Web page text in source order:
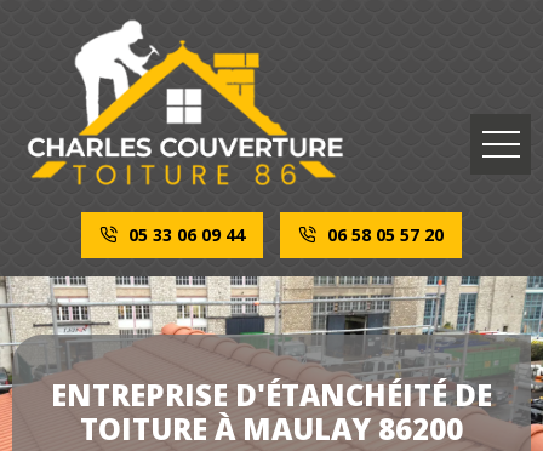
05 33 06 09 44 06 58 05 57 20
ENTREPRISE D'ÉTANCHÉITÉ DE
TOITURE À MAULAY 86200